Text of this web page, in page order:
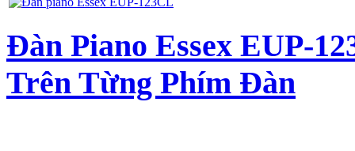
Đàn Piano Essex EUP-
Trên Từng Phím Đàn